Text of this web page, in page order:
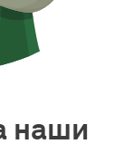
наши